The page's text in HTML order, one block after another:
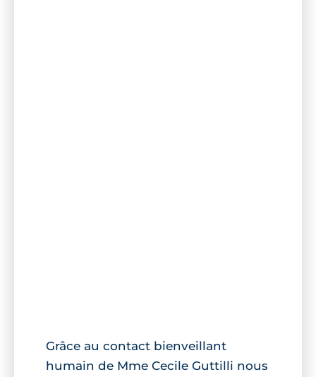
Grâce au contact bienveillant
humain de Mme Cecile Guttilli nous